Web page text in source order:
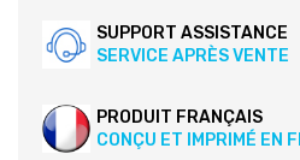
SUPPORT ASSISTANCE
SERVICE APRÈS VENTE
PRODUIT FRANÇAIS
CONÇU ET IMPRIMÉ EN